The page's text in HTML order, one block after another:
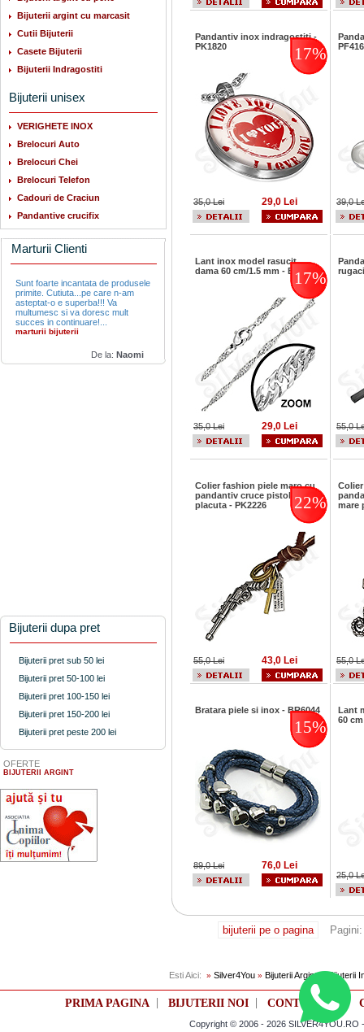
Bijuterii argint cu marcasit
Cutii Bijuterii
Casete Bijuterii
Bijuterii Indragostiti
Bijuterii unisex
VERIGHETE INOX
Brelocuri Auto
Brelocuri Chei
Brelocuri Telefon
Cadouri de Craciun
Pandantive crucifix
Marturii Clienti
Sunt foarte incantata de produsele
primite. Cutiuta...pe care n-am
asteptat-o e superba!!! Va
multumesc si va doresc mult
succes in continuare!...
marturii bijuterii
De la: Naomi
Bijuterii dupa pret
Bijuterii pret sub 50 lei
Bijuterii pret 50-100 lei
Bijuterii pret 100-150 lei
Bijuterii pret 150-200 lei
Bijuterii pret peste 200 lei
OFERTE
BIJUTERII ARGINT
Pandantiv inox indragostiti -
PK1820
17%
35,0 Lei 29,0 Lei
PF416
39,0
Lant inox model rasucit
dama 60 cm/1.5 mm - BM235
17%
35,0 Lei 29,0 Lei 55,0
Colier fashion piele maro cu
pandantiv cruce pistol
placuta - PK2226
22%
55,0 Lei 43,0 Lei
mare
55,0
Bratara piele si inox - BR6044
15%
89,0 Lei 76,0 Lei
Lant
60
25,0
bijuterii pe o pagina
Esti Aici: » Silver4You » Bijuterii Argint si Bijuterii
PRIMA PAGINA BIJUTERII NOI CONTUL TAU |
Copyright © 2006 - 2026